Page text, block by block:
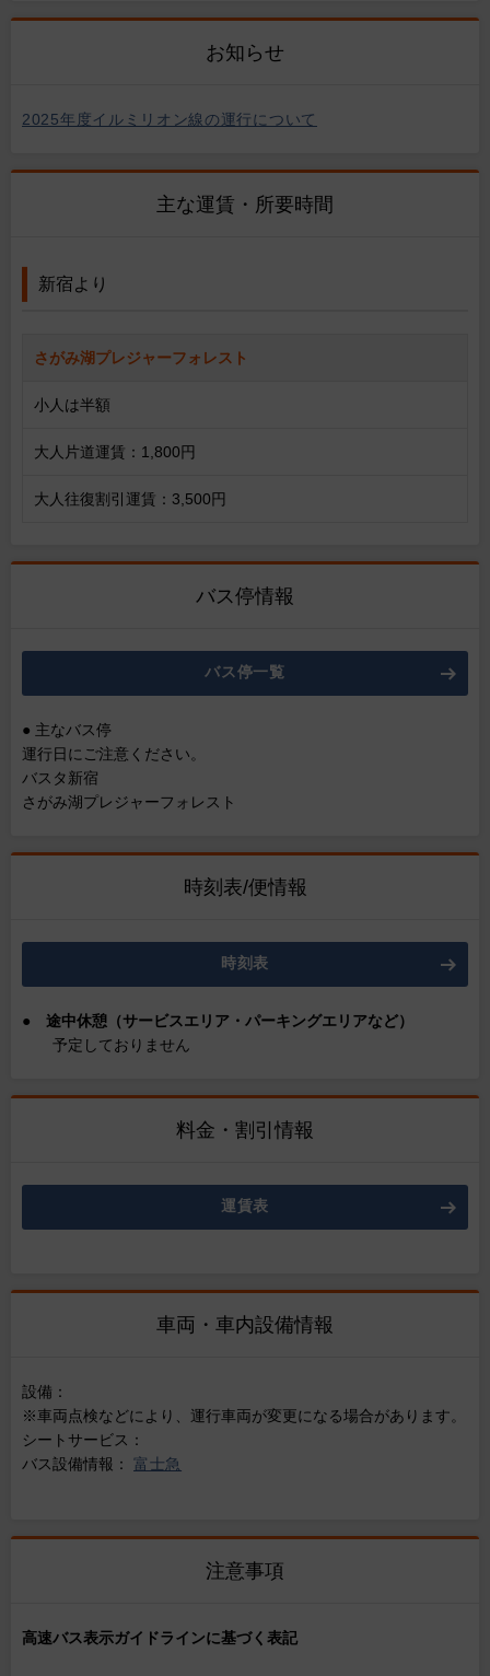
お知らせ
2025年度イルミリオン線の運行について
主な運賃・所要時間
新宿より
さがみ湖プレジャーフォレスト
小人は半額
大人片道運賃：1,800円
大人往復割引運賃：3,500円
バス停情報
バス停一覧
● 主なバス停
運行日にご注意ください。
バスタ新宿
さがみ湖プレジャーフォレスト
時刻表/便情報
時刻表
● 途中休憩（サービスエリア・パーキングエリアなど）
予定しておりません
料金・割引情報
運賃表
車両・車内設備情報
設備：
※車両点検などにより、運行車両が変更になる場合があります。
シートサービス：
バス設備情報： 富士急
注意事項
高速バス表示ガイドラインに基づく表記